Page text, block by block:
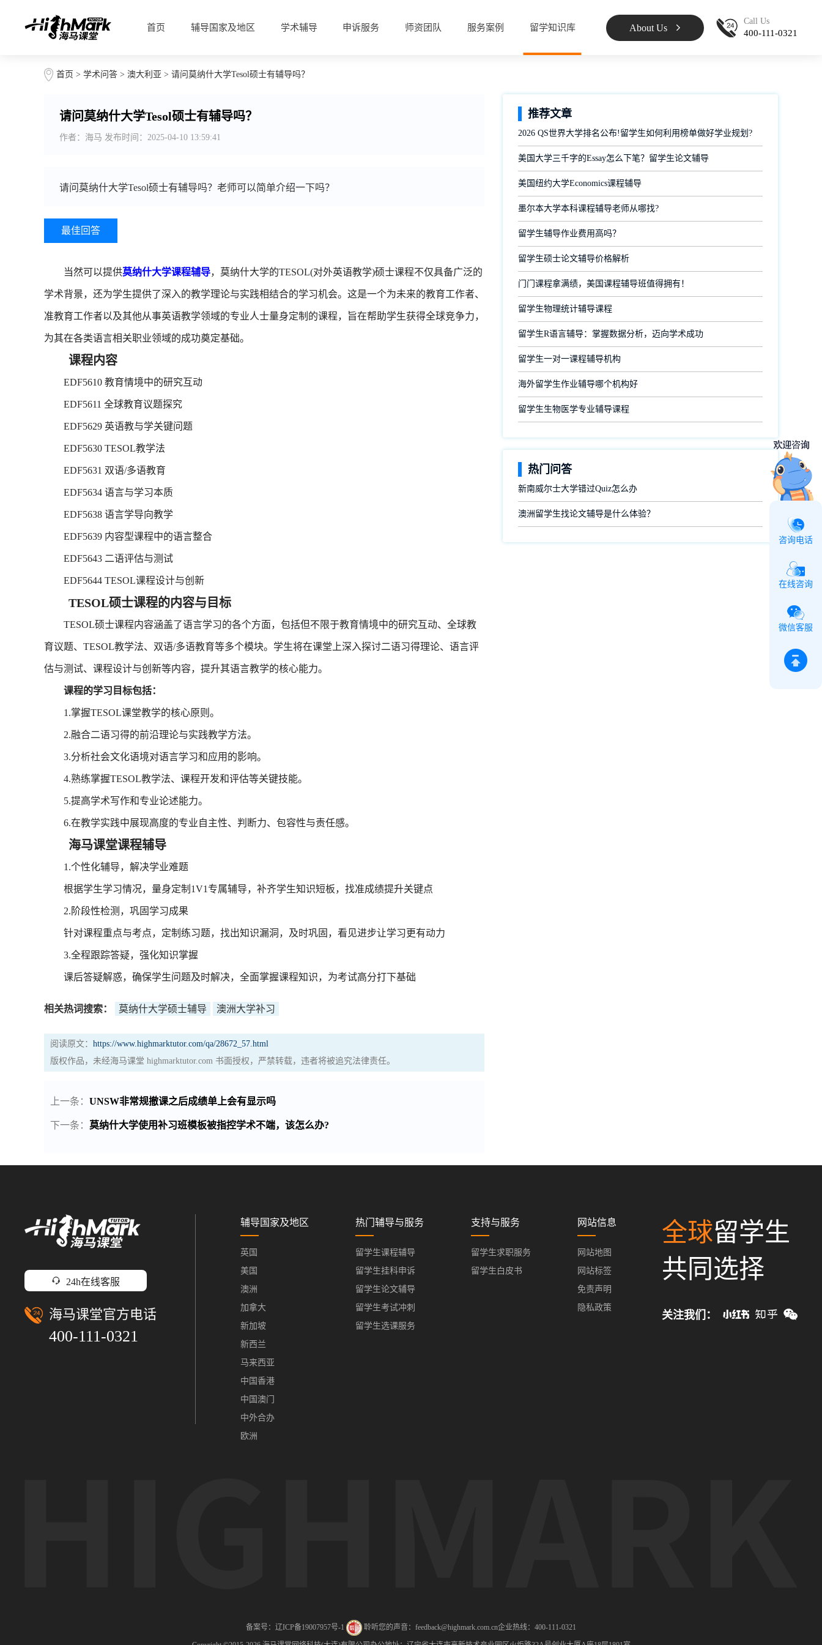
首页 辅导国家及地区 学术辅导 申诉服务 师资团队 服务案例 留学知识库 About Us
Call Us
400-111-0321
首页 > 学术问答 > 澳大利亚 > 请问莫纳什大学Tesol硕士有辅导吗？
请问莫纳什大学Tesol硕士有辅导吗？
作者：海马 发布时间：2025-04-10 13:59:41
请问莫纳什大学Tesol硕士有辅导吗？老师可以简单介绍一下吗？
最佳回答
当然可以提供莫纳什大学课程辅导，莫纳什大学的TESOL(对外英语教学)硕士课程不仅具备广泛的
学术背景，还为学生提供了深入的教学理论与实践相结合的学习机会。这是一个为未来的教育工作者、
准教育工作者以及其他从事英语教学领域的专业人士量身定制的课程，旨在帮助学生获得全球竞争力，
为其在各类语言相关职业领域的成功奠定基础。
课程内容
EDF5610 教育情境中的研究互动
EDF5611 全球教育议题探究
EDF5629 英语教与学关键问题
EDF5630 TESOL教学法
EDF5631 双语/多语教育
EDF5634 语言与学习本质
EDF5638 语言学导向教学
EDF5639 内容型课程中的语言整合
EDF5643 二语评估与测试
EDF5644 TESOL课程设计与创新
TESOL硕士课程的内容与目标
TESOL硕士课程内容涵盖了语言学习的各个方面，包括但不限于教育情境中的研究互动、全球教
育议题、TESOL教学法、双语/多语教育等多个模块。学生将在课堂上深入探讨二语习得理论、语言评
估与测试、课程设计与创新等内容，提升其语言教学的核心能力。
课程的学习目标包括：
1.掌握TESOL课堂教学的核心原则。
2.融合二语习得的前沿理论与实践教学方法。
3.分析社会文化语境对语言学习和应用的影响。
4.熟练掌握TESOL教学法、课程开发和评估等关键技能。
5.提高学术写作和专业论述能力。
6.在教学实践中展现高度的专业自主性、判断力、包容性与责任感。
海马课堂课程辅导
1.个性化辅导，解决学业难题
根据学生学习情况，量身定制1V1专属辅导，补齐学生知识短板，找准成绩提升关键点
2.阶段性检测，巩固学习成果
针对课程重点与考点，定制练习题，找出知识漏洞，及时巩固，看见进步让学习更有动力
3.全程跟踪答疑，强化知识掌握
课后答疑解惑，确保学生问题及时解决，全面掌握课程知识，为考试高分打下基础
相关热词搜索： 莫纳什大学硕士辅导 澳洲大学补习
阅读原文： https://www.highmarktutor.com/qa/28672_57.html
版权作品，未经海马课堂 highmarktutor.com 书面授权，严禁转载，违者将被追究法律责任。
上一条： UNSW非常规撤课之后成绩单上会有显示吗
下一条： 莫纳什大学使用补习班模板被指控学术不端，该怎么办?
推荐文章
2026 QS世界大学排名公布!留学生如何利用榜单做好学业规划?
美国大学三千字的Essay怎么下笔？留学生论文辅导
美国纽约大学Economics课程辅导
墨尔本大学本科课程辅导老师从哪找?
留学生辅导作业费用高吗？
留学生硕士论文辅导价格解析
门门课程拿满绩，美国课程辅导班值得拥有！
留学生物理统计辅导课程
留学生R语言辅导：掌握数据分析，迈向学术成功
留学生一对一课程辅导机构
海外留学生作业辅导哪个机构好
留学生生物医学专业辅导课程
热门问答
新南威尔士大学错过Quiz怎么办
澳洲留学生找论文辅导是什么体验？
24h在线客服
海马课堂官方电话
400-111-0321
辅导国家及地区
英国
美国
澳洲
加拿大
新加坡
新西兰
马来西亚
中国香港
中国澳门
中外合办
欧洲
热门辅导与服务
留学生课程辅导
留学生挂科申诉
留学生论文辅导
留学生考试冲刺
留学生选课服务
支持与服务
留学生求职服务
留学生白皮书
网站信息
网站地图
网站标签
免责声明
隐私政策
全球留学生
共同选择
关注我们：
备案号：辽ICP备19007957号-1 聆听您的声音：feedback@highmark.com.cn企业热线：400-111-0321
咨询电话
在线咨询
微信客服